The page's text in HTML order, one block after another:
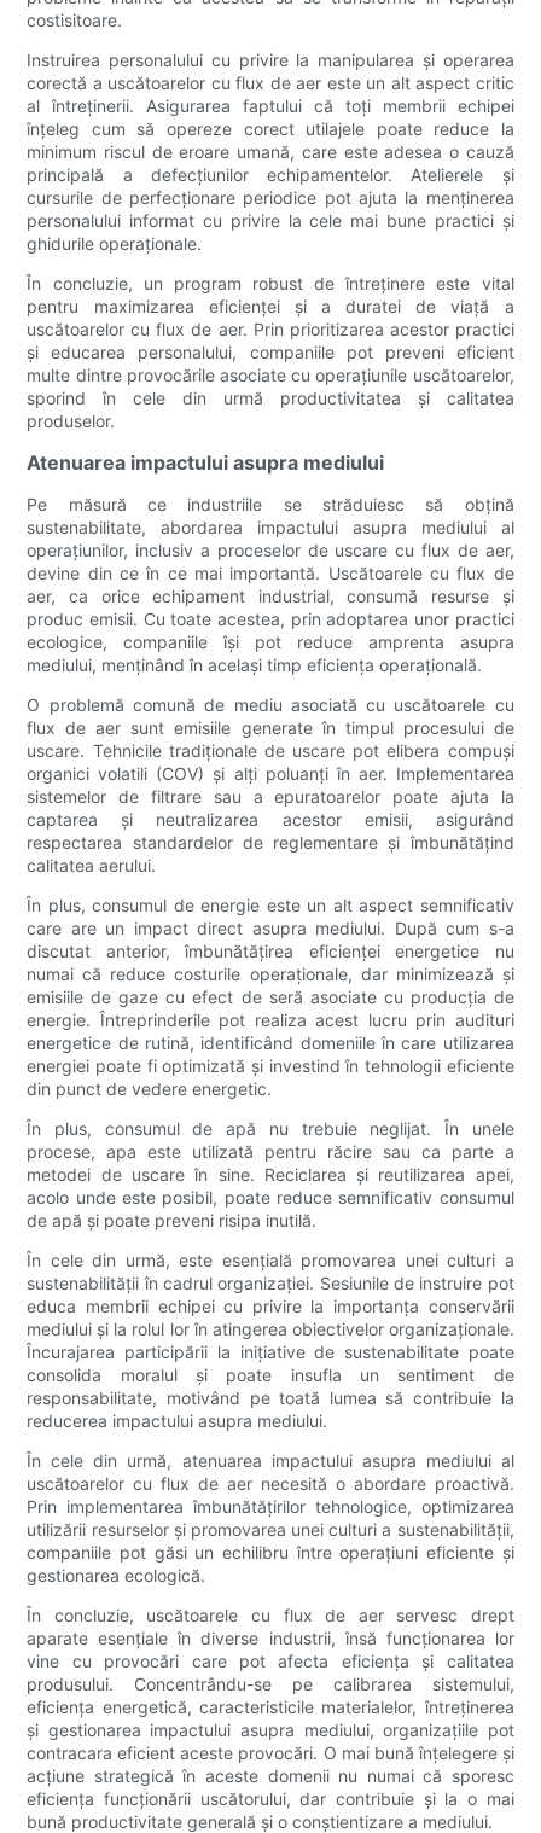
costisitoare.
Instruirea personalului cu privire la manipularea și operarea
corectă a uscătoarelor cu flux de aer este un alt aspect critic
al întreținerii. Asigurarea faptului că toți membrii echipei
înțeleg cum să opereze corect utilajele poate reduce la
minimum riscul de eroare umană, care este adesea o cauză
principală a defecțiunilor echipamentelor. Atelierele și
cursurile de perfecționare periodice pot ajuta la menținerea
personalului informat cu privire la cele mai bune practici și
ghidurile operaționale.
În concluzie, un program robust de întreținere este vital
pentru maximizarea eficienței și a duratei de viață a
uscătoarelor cu flux de aer. Prin prioritizarea acestor practici
și educarea personalului, companiile pot preveni eficient
multe dintre provocările asociate cu operațiunile uscătoarelor,
sporind în cele din urmă productivitatea și calitatea
produselor.
Atenuarea impactului asupra mediului
Pe măsură ce industriile se străduiesc să obțină
sustenabilitate, abordarea impactului asupra mediului al
operațiunilor, inclusiv a proceselor de uscare cu flux de aer,
devine din ce în ce mai importantă. Uscătoarele cu flux de
aer, ca orice echipament industrial, consumă resurse și
produc emisii. Cu toate acestea, prin adoptarea unor practici
ecologice, companiile își pot reduce amprenta asupra
mediului, menținând în același timp eficiența operațională.
O problemă comună de mediu asociată cu uscătoarele cu
flux de aer sunt emisiile generate în timpul procesului de
uscare. Tehnicile tradiționale de uscare pot elibera compuși
organici volatili (COV) și alți poluanți în aer. Implementarea
sistemelor de filtrare sau a epuratoarelor poate ajuta la
captarea și neutralizarea acestor emisii, asigurând
respectarea standardelor de reglementare și îmbunătățind
calitatea aerului.
În plus, consumul de energie este un alt aspect semnificativ
care are un impact direct asupra mediului. După cum s-a
discutat anterior, îmbunătățirea eficienței energetice nu
numai că reduce costurile operaționale, dar minimizează și
emisiile de gaze cu efect de seră asociate cu producția de
energie. Întreprinderile pot realiza acest lucru prin audituri
energetice de rutină, identificând domeniile în care utilizarea
energiei poate fi optimizată și investind în tehnologii eficiente
din punct de vedere energetic.
În plus, consumul de apă nu trebuie neglijat. În unele
procese, apa este utilizată pentru răcire sau ca parte a
metodei de uscare în sine. Reciclarea și reutilizarea apei,
acolo unde este posibil, poate reduce semnificativ consumul
de apă și poate preveni risipa inutilă.
În cele din urmă, este esențială promovarea unei culturi a
sustenabilității în cadrul organizației. Sesiunile de instruire pot
educa membrii echipei cu privire la importanța conservării
mediului și la rolul lor în atingerea obiectivelor organizaționale.
Încurajarea participării la inițiative de sustenabilitate poate
consolida moralul și poate insufla un sentiment de
responsabilitate, motivând pe toată lumea să contribuie la
reducerea impactului asupra mediului.
În cele din urmă, atenuarea impactului asupra mediului al
uscătoarelor cu flux de aer necesită o abordare proactivă.
Prin implementarea îmbunătățirilor tehnologice, optimizarea
utilizării resurselor și promovarea unei culturi a sustenabilității,
companiile pot găsi un echilibru între operațiuni eficiente și
gestionarea ecologică.
În concluzie, uscătoarele cu flux de aer servesc drept
aparate esențiale în diverse industrii, însă funcționarea lor
vine cu provocări care pot afecta eficiența și calitatea
produsului. Concentrându-se pe calibrarea sistemului,
eficiența energetică, caracteristicile materialelor, întreținerea
și gestionarea impactului asupra mediului, organizațiile pot
contracara eficient aceste provocări. O mai bună înțelegere și
acțiune strategică în aceste domenii nu numai că sporesc
eficiența funcționării uscătorului, dar contribuie și la o mai
bună productivitate generală și o conștientizare a mediului.